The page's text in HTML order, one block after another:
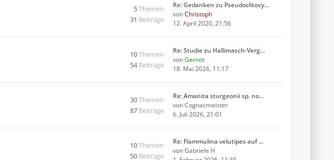
5Themen
31 Beiträge
Re: Gedanken zu Pseudoclitocy…
vonChristoph
12. April 2020, 21:56
10Themen
54Beiträge
Re: Studie zu Hallimasch-Verg…
vonGernot
18. Mai 2026, 11:17
30Themen
87 Beiträge
Re: Amanita sturgeonii sp. no…
vonCognacmeister
6. Juli 2026, 21:01
10Themen
50 Beiträge
Re: Flammulina velutipes auf …
vonGabriele H